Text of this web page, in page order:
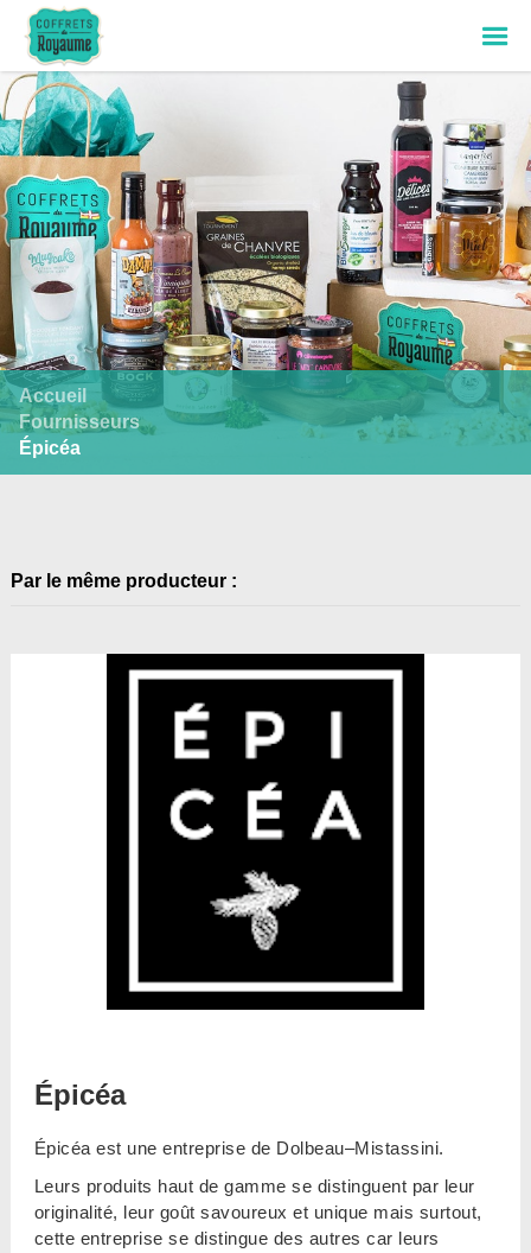
Accueil
Fournisseurs
Épicéa
Épicéa
Épicéa est une entreprise de Dolbeau–Mistassini.
Leurs produits haut de gamme se distinguent par leur
originalité, leur goût savoureux et unique mais surtout,
cette entreprise se distingue des autres car leurs
Par le même producteur :